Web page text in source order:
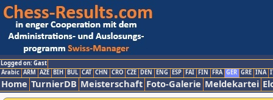
Logged on: Gast
Arabic ARM AZE BIH BUL CAT CHN CRO CZE DEN ENG ESP FAI FIN FRA GER GRE INA
Home TurnierDB Meisterschaft Foto-Galerie Meldekartei